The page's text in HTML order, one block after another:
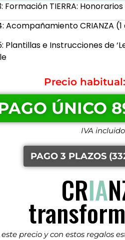
Formación TIERRA:
Acompañamiento CRIANZA
Plantillas e Instrucciones de
Precio habitual:
ÚNICO
IVA incluido
PAGO 3 PLAZOS
CRIA
este precio y con estos regalos